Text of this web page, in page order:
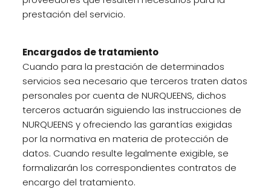
prestación del servicio.
Encargados de tratamiento
Cuando para la prestación de determinados
servicios sea necesario que terceros traten datos
personales por cuenta de NURQUEENS, dichos
terceros actuarán siguiendo las instrucciones de
NURQUEENS y ofreciendo las garantías exigidas
por la normativa en materia de protección de
datos. Cuando resulte legalmente exigible, se
formalizarán los correspondientes contratos de
encargo del tratamiento.